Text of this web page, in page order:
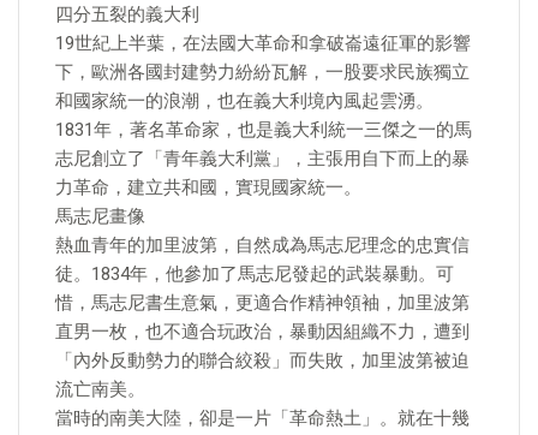
四分五裂的義大利
19世紀上半葉，在法國大革命和拿破崙遠征軍的影響
下，歐洲各國封建勢力紛紛瓦解，一股要求民族獨立
和國家統一的浪潮，也在義大利境內風起雲湧。
1831年，著名革命家，也是義大利統一三傑之一的馬
志尼創立了「青年義大利黨」，主張用自下而上的暴
力革命，建立共和國，實現國家統一。
馬志尼畫像
熱血青年的加里波第，自然成為馬志尼理念的忠實信
徒。1834年，他參加了馬志尼發起的武裝暴動。可
惜，馬志尼書生意氣，更適合作精神領袖，加里波第
直男一枚，也不適合玩政治，暴動因組織不力，遭到
「內外反動勢力的聯合絞殺」而失敗，加里波第被迫
流亡南美。
當時的南美大陸，卻是一片「革命熱土」。就在十幾